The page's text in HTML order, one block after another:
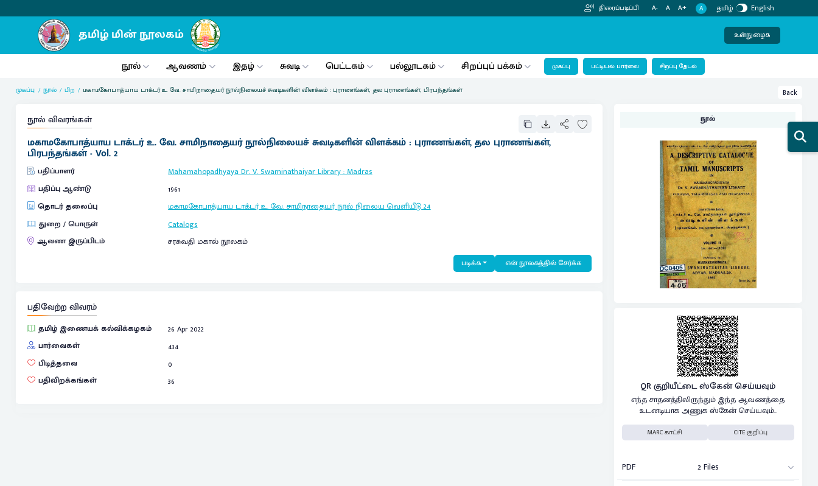
திரைப்படிப்பி A- A A+ A தமிழ் English
உள்நுழைக
நூல் ஆவணம் இதழ் சுவடி பெட்டகம் பல்லூடகம் சிறப்புப் பக்கம் முகப்பு பட்டியல் பார்வை சிறப்பு தேடல்
முகப்பு நூல் பிற மகாமகோபாத்யாய டாக்டர் உ. வே. சாமிநாதையர் நூல்நிலையச் சுவடிகளின் விளக்கம் : புராணங்கள், தல புராணங்கள், பிரபந்தங்கள் Back
நூல் விவரங்கள்
மகாமகோபாத்யாய டாக்டர் உ. வே. சாமிநாதையர் நூல்நிலையச் சுவடிகளின் விளக்கம் : புராணங்கள், தல புராணங்கள்,
பிரபந்தங்கள் - Vol. 2
பதிப்பாளர் Mahamahopadhyaya Dr. V. Swaminathaiyar Library:Madras
பதிப்பு ஆண்டு
1961
தொடர் தலைப்பு
மகாமகோபாத்யாய டாக்டர் உ. வே. சாமிநாதையர் நூல் நிலைய வெளியீடு24
துறை / பொருள்
Catalogs
ஆவண இருப்பிடம்
சரசுவதி மகால் நூலகம்
படிக்க என் நூலகத்தில் சேர்க்க
பதிவேற்ற விவரம்
தமிழ் இணையக் கல்விக்கழகம்
26 Apr 2022
பார்வைகள்
434
பிடித்தவை
0
பதிவிறக்கங்கள்
36
நூல்
QR குறியீட்டை ஸ்கேன் செய்யவும்
எந்த சாதனத்திலிருந்தும் இந்த ஆவணத்தை
உடனடியாக அணுக ஸ்கேன் செய்யவும்..
MARC காட்சி CITE குறிப்பு
PDF 2 Files